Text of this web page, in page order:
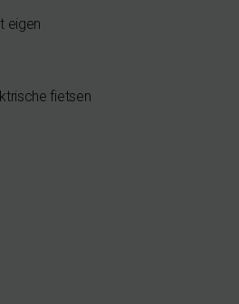
eigen
fietsen